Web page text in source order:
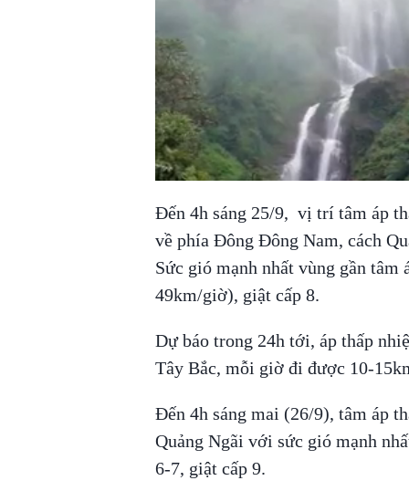
Đến 4h sáng 25/9, vị trí tâm áp
về phía Đông Đông Nam, cách
Sức gió mạnh nhất vùng gần
49km/giờ), giật cấp 8.
Dự báo trong 24h tới, áp thấp
Tây Bắc, mỗi giờ đi được 10-
Đến 4h sáng mai (26/9), tâm áp
Quảng Ngãi với sức gió mạnh
6-7, giật cấp 9.